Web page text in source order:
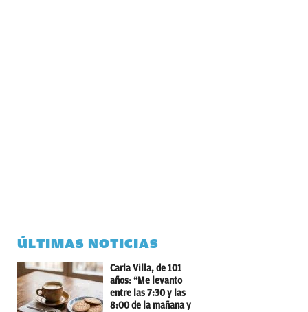
ÚLTIMAS NOTICIAS
Carla Villa, de 101
años: “Me levanto
entre las 7:30 y las
8:00 de la mañana y